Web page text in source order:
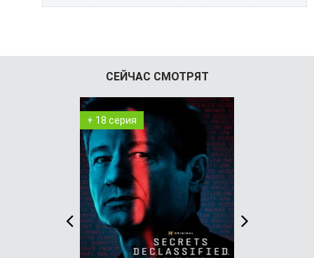
СЕЙЧАС СМОТРЯТ
+ 18 серия